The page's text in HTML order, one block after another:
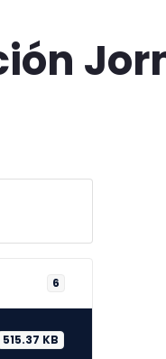
6
515.37 KB